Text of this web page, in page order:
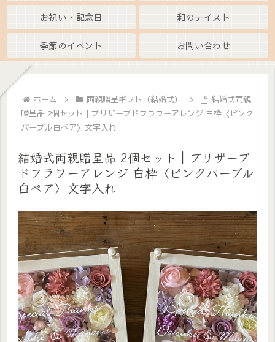
お祝い・記念日 和のテイスト
季節のイベント お問い合わせ
ホーム 両親贈呈ギフト（結婚式）
結婚式両親
贈呈品 2個セット｜プリザーブドフラワーアレンジ 白枠〈ピンク
パープル白ペア〉文字入れ
結婚式両親贈呈品 2個セット｜プリザーブ
ドフラワーアレンジ 白枠〈ピンクパープル
白ペア〉文字入れ